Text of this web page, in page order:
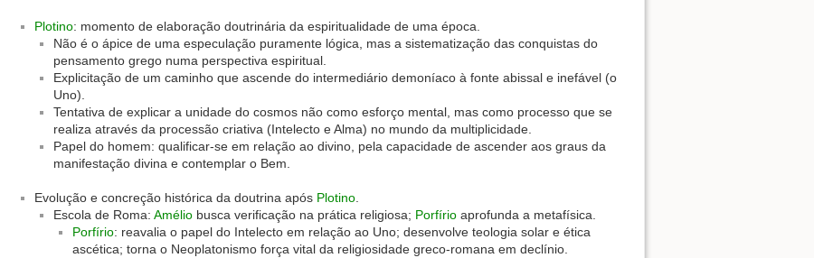
Plotino: momento de elaboração doutrinária da espiritualidade de uma época.
Não é o ápice de uma especulação puramente lógica, mas a sistematização das conquistas do
pensamento grego numa perspectiva espiritual.
Explicitação de um caminho que ascende do intermediário demoníaco à fonte abissal e inefável (o
Uno).
Tentativa de explicar a unidade do cosmos não como esforço mental, mas como processo que se
realiza através da processão criativa (Intelecto e Alma) no mundo da multiplicidade.
Papel do homem: qualificar-se em relação ao divino, pela capacidade de ascender aos graus da
manifestação divina e contemplar o Bem.
Evolução e concreção histórica da doutrina após Plotino.
Escola de Roma: Amélio busca verificação na prática religiosa; Porfírio aprofunda a metafísica.
Porfírio: reavalia o papel do Intelecto em relação ao Uno; desenvolve teologia solar e ética
ascética; torna o Neoplatonismo força vital da religiosidade greco-romana em declínio.